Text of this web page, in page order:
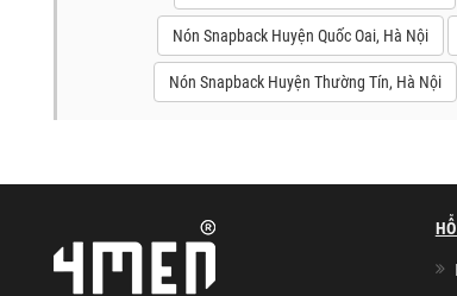
Nón Snapback Huyện Quốc Oai, Hà Nội
Nón Snapback Huyện Thường Tín, Hà Nội